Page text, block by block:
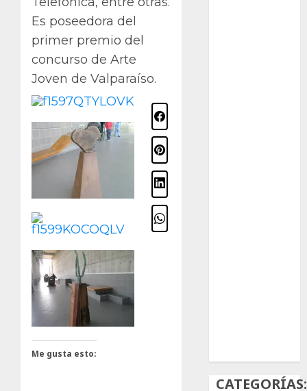
Es poseedora del
primer premio del
concurso de Arte
Joven de Valparaíso.
Me gusta esto:
CATEGORÍAS: